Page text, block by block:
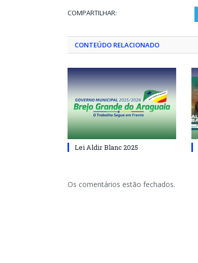
COMPARTILHAR:
CONTEÚDO RELACIONADO
Lei Aldir Blanc 2025
Os comentários estão fechados.